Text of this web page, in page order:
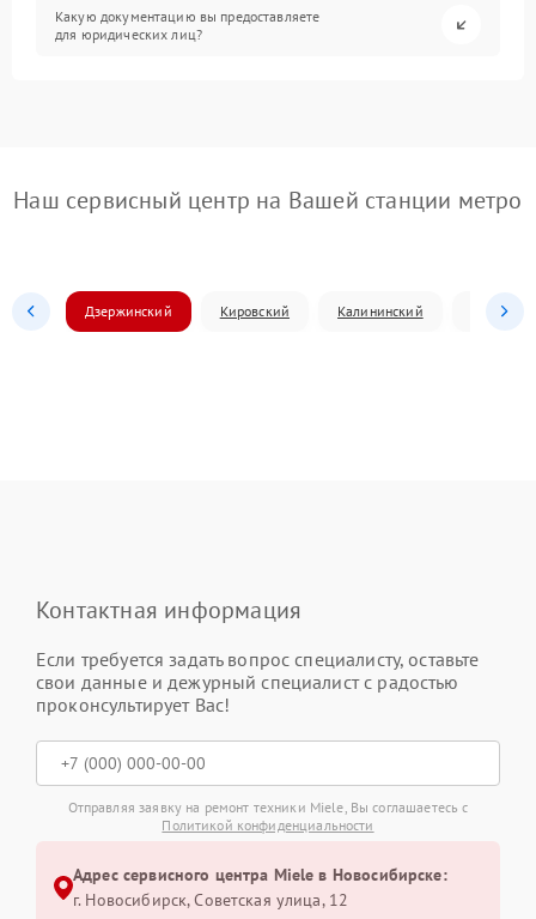
Какую документацию вы предоставляете
для юридических лиц?
Наш сервисный центр на Вашей станции метро
Дзержинский Кировский Калининский
Контактная информация
Если требуется задать вопрос специалисту, оставьте
свои данные и дежурный специалист с радостью
проконсультирует Вас!
Отправляя заявку на ремонт техники Miele, Вы соглашаетесь с
Политикой конфиденциальности
Адрес сервисного центра Miele в Новосибирске:
г. Новосибирск, Советская улица, 12